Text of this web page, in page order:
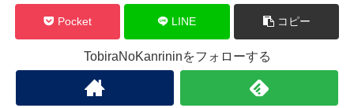
Pocket LINE コピー
TobiraNoKanrininをフォローする